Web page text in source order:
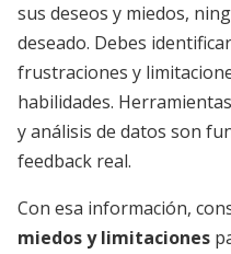
sus deseos y miedos,
deseado. Debes
frustraciones y
habilidades.
y análisis de datos son
feedback real.
Con esa información,
miedos y limitaciones